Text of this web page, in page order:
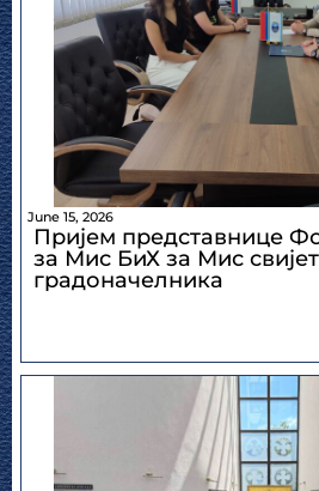
June 15, 2026
Пријем представнице
за Мис БиХ за Мис
градоначелника